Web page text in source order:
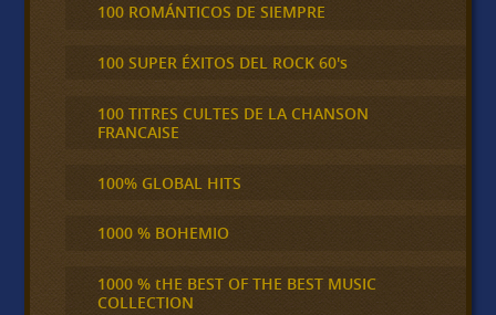
100 ROMÁNTICOS DE SIEMPRE
100 SUPER ÉXITOS DEL ROCK 60's
100 TITRES CULTES DE LA CHANSON
FRANCAISE
100% GLOBAL HITS
1000 % BOHEMIO
1000 % tHE BEST OF THE BEST MUSIC
COLLECTION